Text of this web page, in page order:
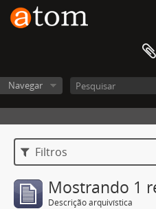
Navegar
Filtros
Mostrando 1
Descrição arquivística